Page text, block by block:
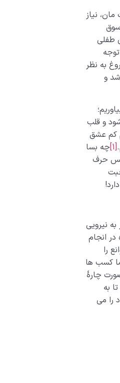
نیاز
طفلى
به نظر
و
و قلب
کم عشق
[1] چه بسا
حرف
نیرویی
انجام
را
کسب ها
چارۀ
به
را می